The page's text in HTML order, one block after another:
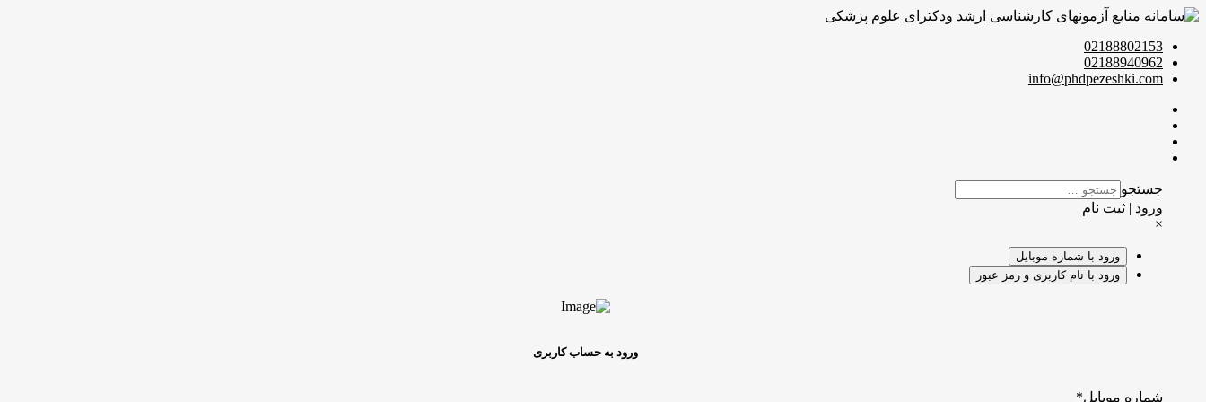
02188802153
02188940962
info@phdpezeshki.com
جستجو
ورود | ثبت نام
×
ورود با شماره موبایل
ورود با نام کاربری و رمز عبور
ورود به حساب کاربری
شماره موبایل*